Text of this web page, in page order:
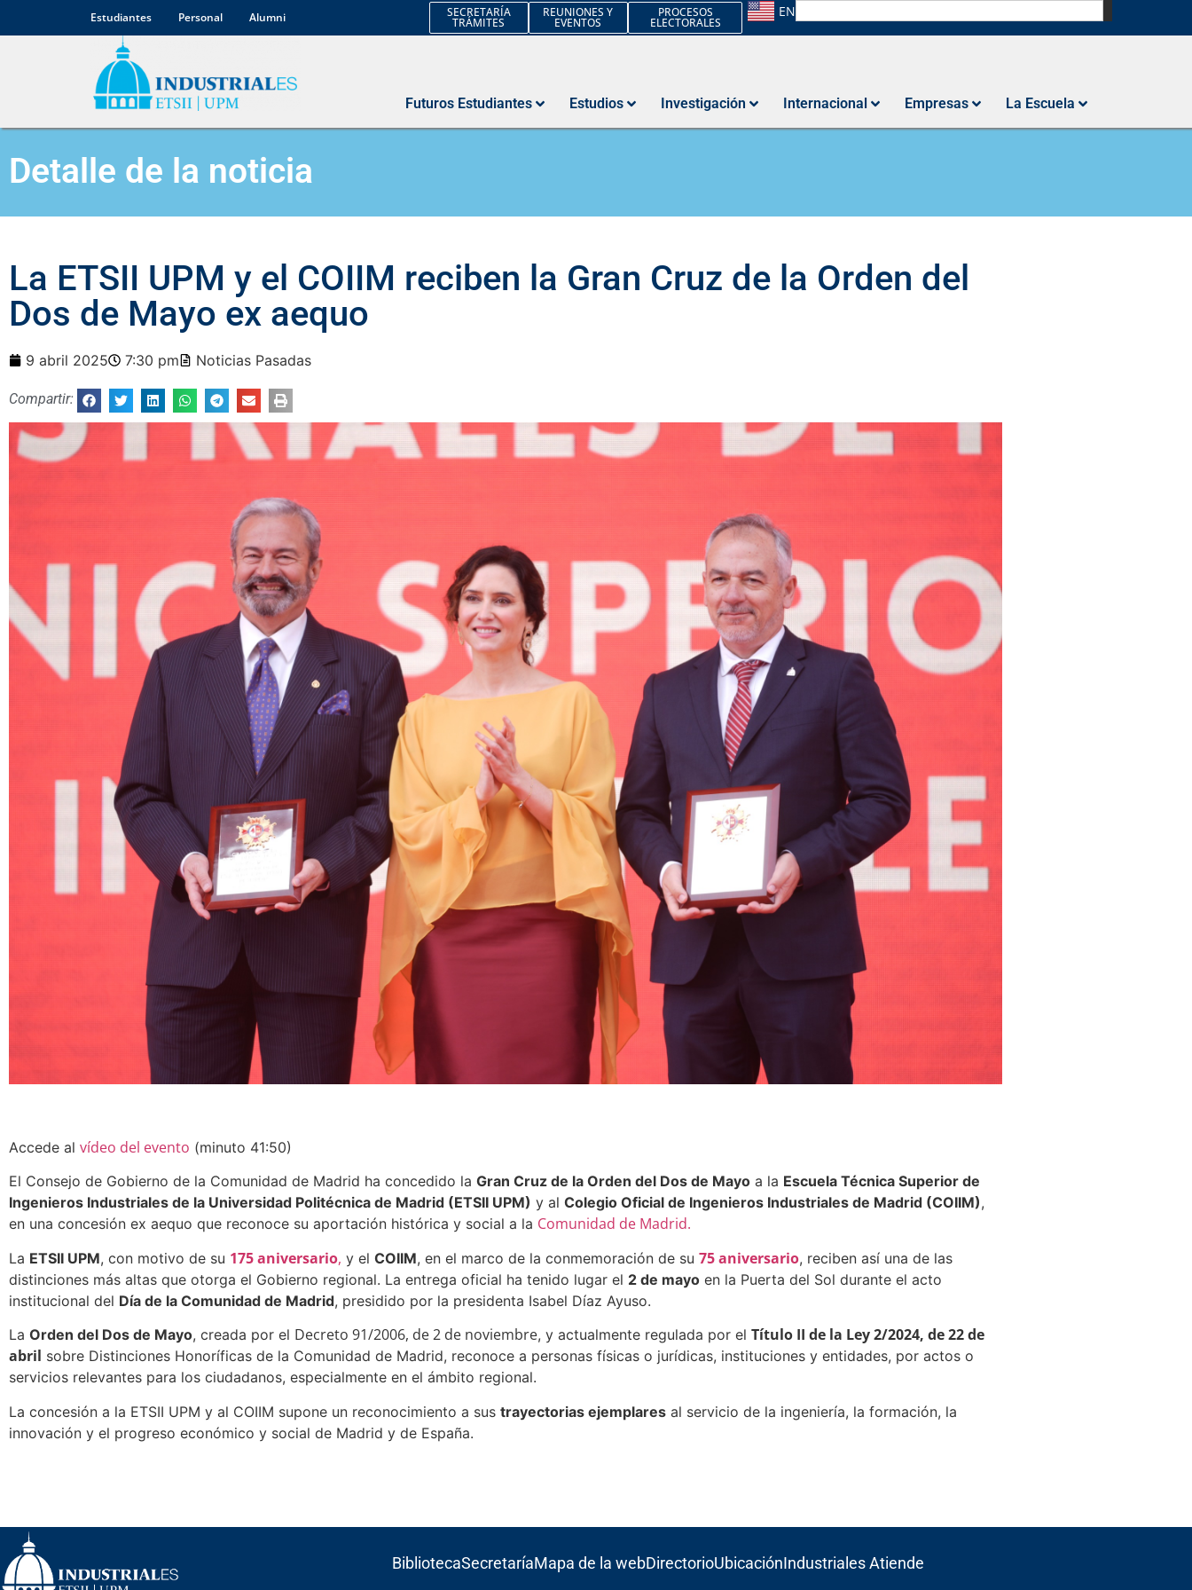
Estudiantes Personal Alumni SECRETARÍA
TRÁMITES
REUNIONES Y
EVENTOS
PROCESOS
ELECTORALES
EN
Futuros Estudiantes Estudios Investigación Internacional Empresas La Escuela
Detalle de la noticia
La ETSII UPM y el COIIM reciben la Gran Cruz de la Orden del
Dos de Mayo ex aequo
9 abril 2025 7:30 pm Noticias Pasadas
Compartir:
Accede al vídeo del evento (minuto 41:50)
El Consejo de Gobierno de la Comunidad de Madrid ha concedido la Gran Cruz de la Orden del Dos de Mayo a la Escuela Técnica Superior de
Ingenieros Industriales de la Universidad Politécnica de Madrid (ETSII UPM) y al Colegio Oficial de Ingenieros Industriales de Madrid (COIIM),
en una concesión ex aequo que reconoce su aportación histórica y social a la Comunidad de Madrid.
La ETSII UPM, con motivo de su 175 aniversario, y el COIIM, en el marco de la conmemoración de su 75 aniversario, reciben así una de las
distinciones más altas que otorga el Gobierno regional. La entrega oficial ha tenido lugar el 2 de mayo en la Puerta del Sol durante el acto
institucional del Día de la Comunidad de Madrid, presidido por la presidenta Isabel Díaz Ayuso.
La Orden del Dos de Mayo, creada por el Decreto 91/2006, de 2 de noviembre, y actualmente regulada por el Título II de la Ley 2/2024, de 22 de
abril sobre Distinciones Honoríficas de la Comunidad de Madrid, reconoce a personas físicas o jurídicas, instituciones y entidades, por actos o
servicios relevantes para los ciudadanos, especialmente en el ámbito regional.
La concesión a la ETSII UPM y al COIIM supone un reconocimiento a sus trayectorias ejemplares al servicio de la ingeniería, la formación, la
innovación y el progreso económico y social de Madrid y de España.
BibliotecaSecretaríaMapa de la webDirectorioUbicaciónIndustriales Atiende